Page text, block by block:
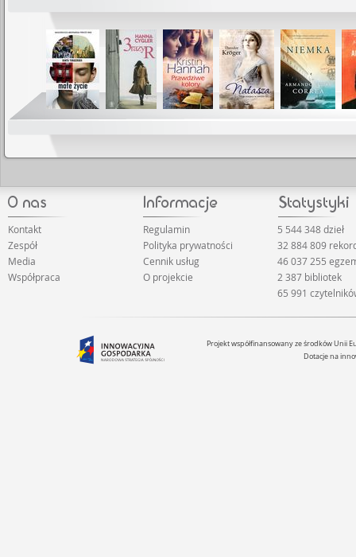
Kontakt
Zespół
Media
Współpraca
Regulamin
Polityka prywatności
Cennik usług
O projekcie
5 544 348 dzieł
32 884 809
46 037 255
2 387 bibliotek
65 991
Projekt współfinansowany ze środków Unii
Dotacje na